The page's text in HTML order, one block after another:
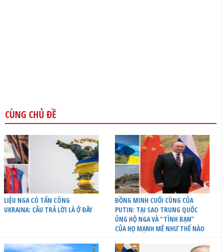
CÙNG CHỦ ĐỀ
LIỆU NGA CÓ TẤN CÔNG
UKRAINA: CÂU TRẢ LỜI LÀ Ở ĐÂY
ĐỒNG MINH CUỐI CÙNG CỦA
PUTIN: TẠI SAO TRUNG QUỐC
ỦNG HỘ NGA VÀ “TÌNH BẠN”
CỦA HỌ MẠNH MẼ NHƯ THẾ NÀO